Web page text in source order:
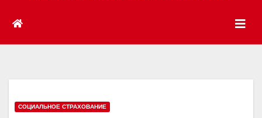
СОЦИАЛЬНОЕ СТРАХОВАНИЕ